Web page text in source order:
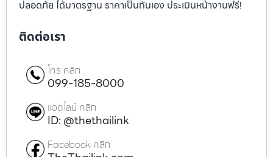
ปลอดภัย ได้มาตรฐาน ราคาเป็นกันเอง ประเมินหน้างานฟรี!
ติดต่อเรา
โทร คลิก
099-185-8000
แอดไลน์ คลิก
ID: @thethailink
Facebook คลิก